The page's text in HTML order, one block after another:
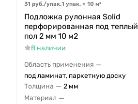
31 руб./упак.1 упак. = 10 м²
Подложка рулонная Solid
перфорированная под теплый
пол 2 мм 10 м2
В наличии
Область применения —
под ламинат, паркетную доску
Толщина — 2 мм
Материал —